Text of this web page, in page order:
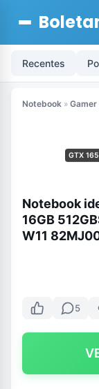
Recentes
Notebook » Gamer
GTX
Notebook
16GB
W11
5